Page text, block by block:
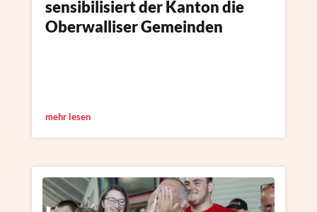
sensibilisiert der Kanton die
Oberwalliser Gemeinden
mehr lesen